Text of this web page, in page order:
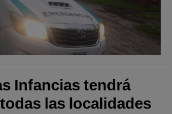
Infancias tendrá
las localidades